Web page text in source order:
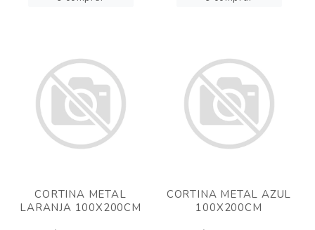
CORTINA METAL
LARANJA 100X200CM
CORTINA METAL AZUL
100X200CM